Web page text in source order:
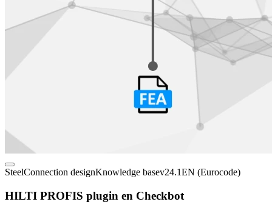
SteelConnection designKnowledge basev24.1EN (Eurocode)
HILTI PROFIS plugin en Checkbot